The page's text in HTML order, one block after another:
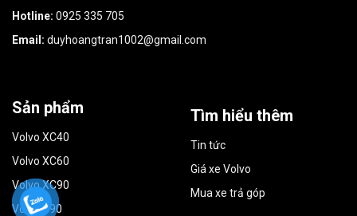
Hotline: 0925 335 705
Email: duyhoangtran1002@gmail.com
Sản phẩm
Volvo XC40
Volvo XC60
Volvo XC90
Volvo S90
Tìm hiểu thêm
Tin tức
Giá xe Volvo
Mua xe trả góp